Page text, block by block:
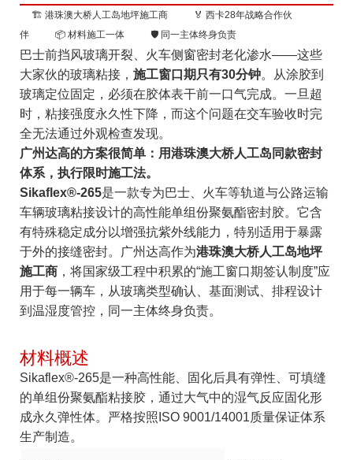
🏗️ 港珠澳大桥人工岛地坪施工商
🏅 西卡28年战略合作伙
伴
📦 材料施工一体 🛡️ 同一主体终身负责
巴士前挡风玻璃开裂、火车侧窗密封老化渗水——这些
大家伙的玻璃粘接， 施工窗口期只有30分钟。从涂胶到
玻璃定位固定，必须在胶体表干前一口气完成。一旦超
时，粘接强度永久性下降，而这个问题在交车验收时完
全无法通过外观检查发现。
广州达高的方案很简单：用港珠澳大桥人工岛同款密封
体系，执行限时施工法。
Sikaflex®-265是一款专为巴士、火车等轨道与公路运输
车辆玻璃粘接设计的高性能单组份聚氨酯密封胶。它含
有特殊稳定成分以增强抗紫外线能力，特别适用于暴露
于外的接缝密封。广州达高作为港珠澳大桥人工岛地坪
施工商，将国家级工程中积累的“施工窗口期签认制度”应
用于每一辆车，从玻璃类型确认、基面测试、排程设计
到温湿度管控，同一主体终身负责。
材料概述
Sikaflex®-265是一种高性能、固化后具有弹性、可填缝
的单组份聚氨酯粘接胶，通过大气中的湿气反应固化形
成永久弹性体。严格按照ISO 9001/14001质量保证体系
生产制造。